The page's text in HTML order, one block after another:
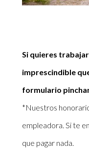
Si quieres
imprescindible
formulario
*Nuestros
empleadora. Si te
que pagar nada.